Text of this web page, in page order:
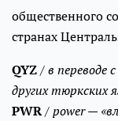
общественного
странах
QYZ/в переводе
других тюркских
PWR/power —